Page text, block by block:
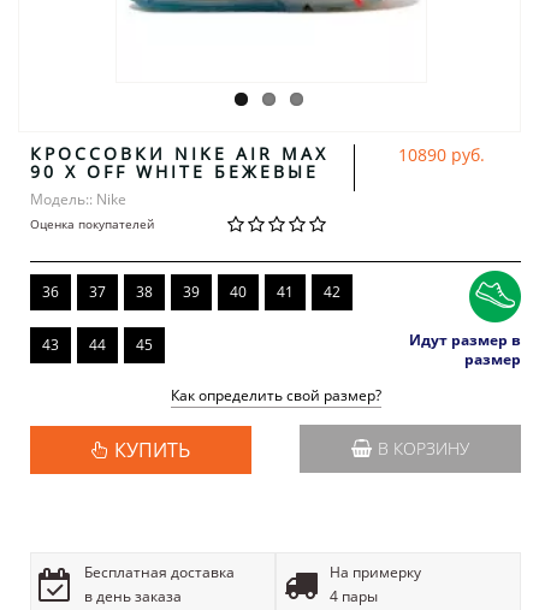
КРОССОВКИ NIKE AIR MAX
90 X OFF WHITE БЕЖЕВЫЕ
Модель:: Nike
Оценка покупателей
10890 руб.
36 37 38 39 40 41 42
43 44 45
Идут размер в
размер
Как определить свой размер?
КУПИТЬ В КОРЗИНУ
Бесплатная доставка
в день заказа
На примерку
4 пары